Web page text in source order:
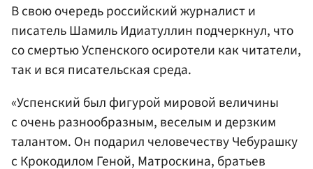
В свою очередь российский журналист и
писатель Шамиль Идиатуллин подчеркнул, что
со смертью Успенского осиротели как читатели,
так и вся писательская среда.
«Успенский был фигурой мировой величины
с очень разнообразным, веселым и дерзким
талантом. Он подарил человечеству Чебурашку
с Крокодилом Геной, Матроскина, братьев